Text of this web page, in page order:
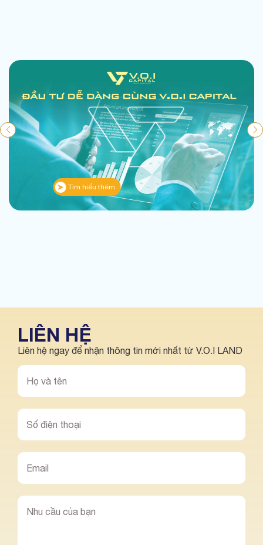
Tìm hiểu thêm
LIÊN HỆ
Liên hệ ngay để nhận thông tin mới nhất từ V.O.I LAND